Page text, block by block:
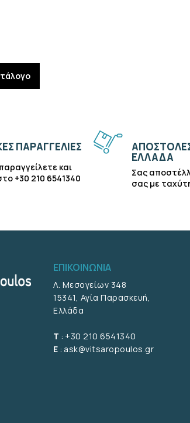
ΠΑΡΑΓΓΕΛΊΕΣ
και
+30 210 6541340
ΕΛΛΆΔΑ
Σας
σας με
ΕΠΙΚΟΙΝΩΝΊΑ
Λ. Μεσογείων 348
15341, Αγία Παρασκευή,
Ελλάδα
T : +30 210 6541340
E : ask@vitsaropoulos.gr